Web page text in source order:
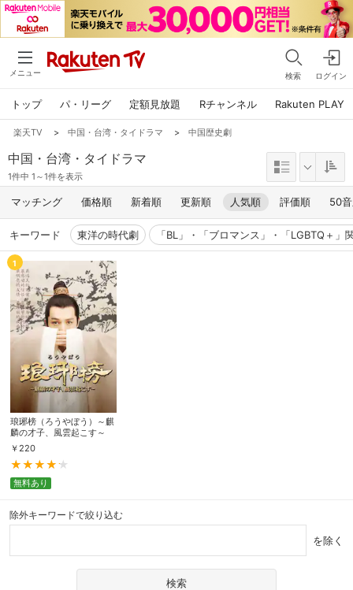
メニュー 検索 ログイン
トップ パ・リーグ 定額見放題 Rチャンネル Rakuten PLAY
楽天TV > 中国・台湾・タイドラマ > 中国歴史劇
中国・台湾・タイドラマ
1件中 1～1件を表示
マッチング 価格順 新着順 更新順 人気順 評価順 50
キーワード 東洋の時代劇 「BL」・「ブロマンス」・「LGBTQ＋」
1
琅琊榜（ろうやぼう）～麒
麟の才子、風雲起こす～
￥ 220
無料あり
除外キーワードで絞り込む
を除く